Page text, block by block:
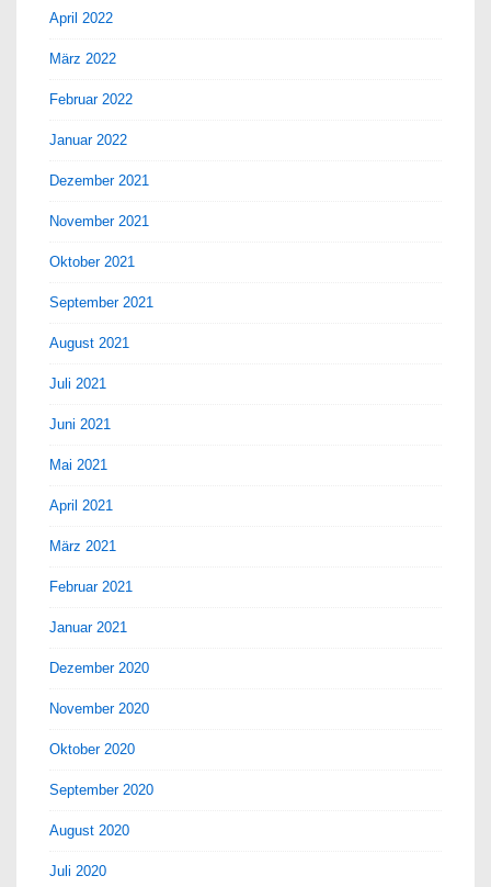
April 2022
März 2022
Februar 2022
Januar 2022
Dezember 2021
November 2021
Oktober 2021
September 2021
August 2021
Juli 2021
Juni 2021
Mai 2021
April 2021
März 2021
Februar 2021
Januar 2021
Dezember 2020
November 2020
Oktober 2020
September 2020
August 2020
Juli 2020